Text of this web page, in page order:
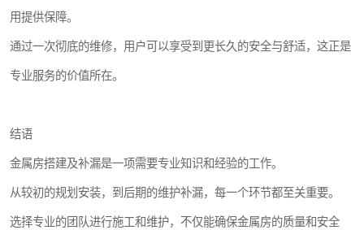
用提供保障。
通过一次彻底的维修，用户可以享受到更长久的安全与舒适，这正是
专业服务的价值所在。
结语
金属房搭建及补漏是一项需要专业知识和经验的工作。
从较初的规划安装，到后期的维护补漏，每一个环节都至关重要。
选择专业的团队进行施工和维护，不仅能确保金属房的质量和安全